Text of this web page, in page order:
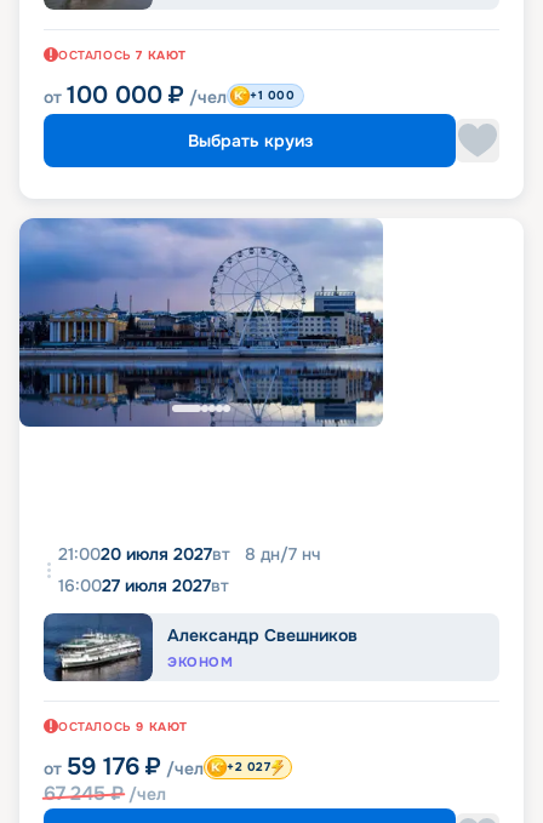
ОСТАЛОСЬ 7 КАЮТ
от 100 000 ₽ /чел +1 000
Выбрать круиз
21:0020 июля 2027вт 8 дн/7 нч
16:0027 июля 2027вт
Александр Свешников
ЭКОНОМ
ОСТАЛОСЬ 9 КАЮТ
от 59 176 ₽ /чел
67 245₽ /чел
+2 027